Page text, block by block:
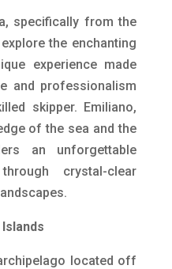
specifically from the
the enchanting
experience made
and professionalism
skipper. Emiliano,
of the sea and the
an unforgettable
crystal-clear
located off